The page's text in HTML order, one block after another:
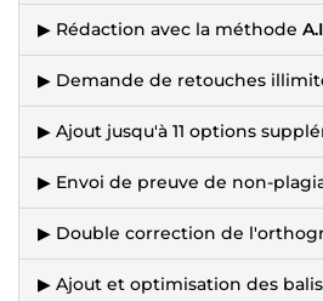
▶ Rédaction avec la méthode
▶ Demande de retouches
▶ Ajout jusqu'à 11 options
▶ Envoi de preuve de non-
▶ Double correction de
▶ Ajout et optimisation des